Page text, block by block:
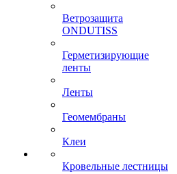
Ветрозащита
ONDUTISS
Герметизирующие
ленты
Ленты
Геомембраны
Клеи
Кровельные лестницы